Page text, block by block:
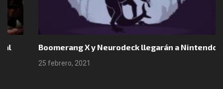
Boomerang X y Neurodeck llegarán a Nintendo Switch
25 febrero, 2021